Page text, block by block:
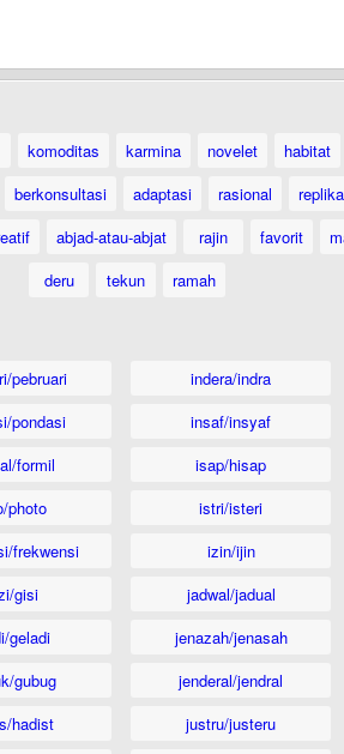
komoditas karmina novelet habitat
berkonsultasi adaptasi rasional
abjad-atau-abjat rajin favorit
deru
tekun ramah
pebruari
pondasi
formil
photo
frekwensi
gisi
geladi
gubug
hadist
indera/indra
insaf/insyaf
isap/hisap
istri/isteri
izin/ijin
jadwal/jadual
jenazah/jenasah
jenderal/jendral
justru/justeru